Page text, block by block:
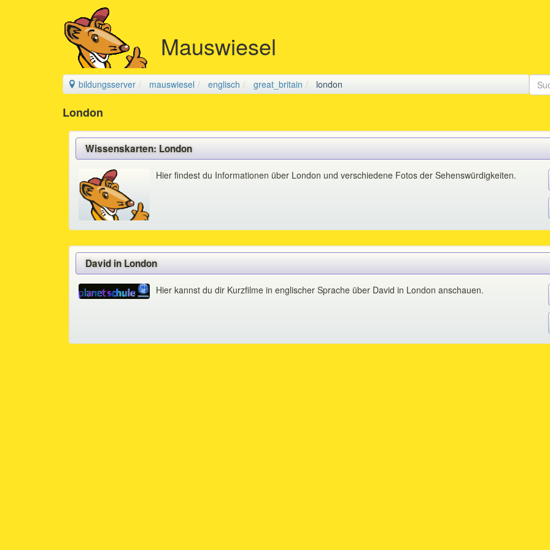
Mauswiesel
bildungsserver mauswiesel englisch great_britain london
London
Wissenskarten: London
Hier findest du Informationen über London und verschiedene Fotos der Sehenswürdigkeiten.
David in London
Hier kannst du dir Kurzfilme in englischer Sprache über David in London anschauen.